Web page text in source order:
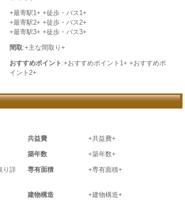
+最寄駅1+ +徒歩・バス1+
+最寄駅2+ +徒歩・バス2+
+最寄駅3+ +徒歩・バス3+
間取:+主な間取り+
おすすめポイント :+おすすめポイント1+ +おすすめポ
イント2+
共益費 +共益費+
築年数 +築年数+
り詳
専有面積 +専有面積+
建物構造 +建物構造+